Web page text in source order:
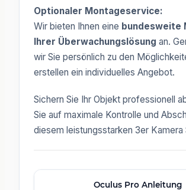
Optionaler Montageservice:
Wir bieten Ihnen eine bundesweite
Ihrer Überwachungslösung an.
wir Sie persönlich zu den
erstellen ein individuelles Angebot.
Sichern Sie Ihr Objekt professionell
Sie auf maximale Kontrolle und
diesem leistungsstarken 3er Kamera
Oculus Pro Anleitung